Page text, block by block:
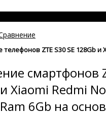
ZTE S30 SE 128Gb
смартфонов
Xiaomi Redmi
6Gb на